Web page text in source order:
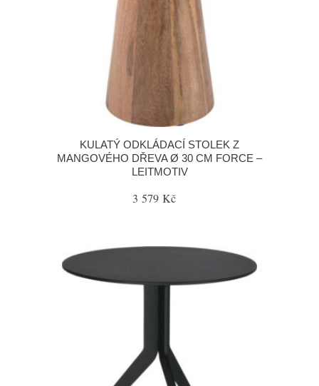
KULATÝ ODKLÁDACÍ STOLEK Z
MANGOVÉHO DŘEVA Ø 30 CM FORCE –
LEITMOTIV
3 579 Kč